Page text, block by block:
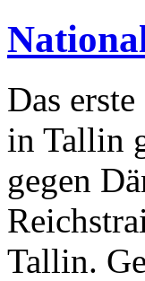
Das
in Tallin
gegen
Tallin.